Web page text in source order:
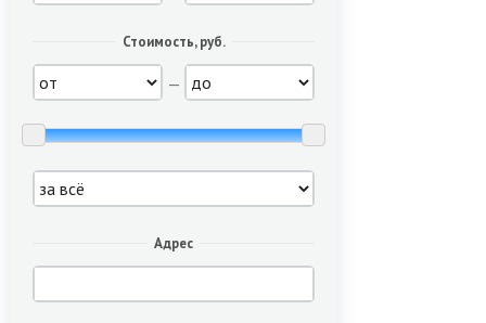
Стоимость, руб.
—
Адрес